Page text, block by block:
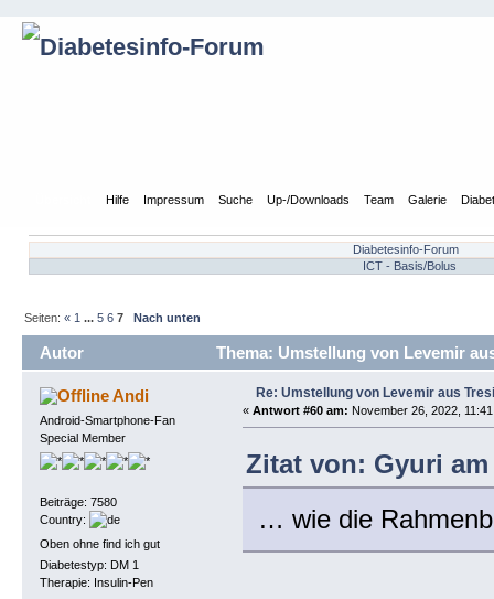
Hilfe Impressum Suche Up-/Downloads Team Galerie
Diabetesinfo-Forum
ICT - Basis/Bolus
Seiten:« 1 ...5 6 7 Nach unten
Autor Thema: Umstellung von Levemir
Andi
Android-Smartphone-Fan
Special Member
Beiträge: 7580
Country:
Oben ohne find ich gut
Diabetestyp: DM 1
Therapie: Insulin-Pen
Re: Umstellung von Levemir aus
« Antwort #60 am: November 26, 2022,
Zitat von: Gyuri am
… wie die